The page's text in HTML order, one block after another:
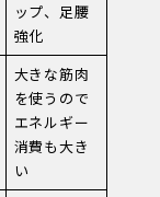
ップ、足腰
強化
大きな筋肉
を使うので
エネルギー
消費も大き
い